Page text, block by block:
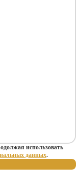
использовать
данных.